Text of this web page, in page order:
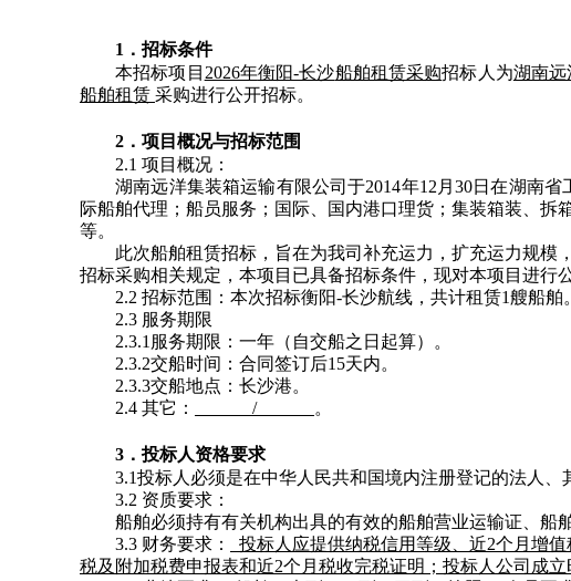
1．招标条件
本招标项目 2026年衡阳-长沙船舶租赁采购招标人为湖南远
船舶租赁 采购进行公开招标。
2．项目概况与招标范围
2.1 项目概况：
湖南远洋集装箱运输有限公司于2014年12月30日在湖南
际船舶代理；船员服务；国际、国内港口理货；集装箱装、
等。
此次船舶租赁招标，旨在为我司补充运力，扩充运力规模
招标采购相关规定，本项目已具备招标条件，现对本项目进行
2.2 招标范围：本次招标衡阳-长沙航线，共计租赁1艘船舶
2.3 服务期限
2.3.1服务期限：一年（自交船之日起算）。
2.3.2交船时间：合同签订后15天内。
2.3.3交船地点：长沙港。
2.4 其它：
/ 。
3．投标人资格要求
3.1投标人必须是在中华人民共和国境内注册登记的法人
3.2 资质要求：
船舶必须持有有关机构出具的有效的船舶营业运输证、船
3.3 财务要求：
投标人应提供纳税信用等级、近2个月增
税及附加税费申报表和近2个月税收完税证明；投标人公司成